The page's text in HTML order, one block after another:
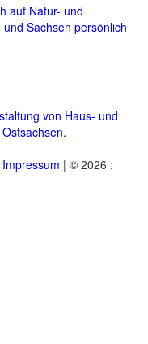
auf Natur- und
Sachsen persönlich
von Haus- und
| © 2026 :